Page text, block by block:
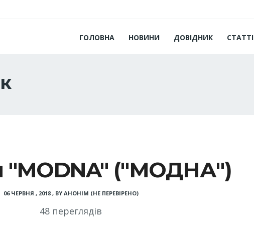
ГОЛОВНА НОВИНИ ДОВІДНИК СТАТТІ
"MODNA" ("МОДНА")
06 ЧЕРВНЯ , 2018, BY АНОНІМ (НЕ ПЕРЕВІРЕНО)
48 переглядів